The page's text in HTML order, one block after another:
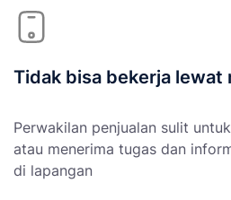
Tidak bisa bekerja lewat
Perwakilan penjualan sulit
atau menerima tugas dan
di lapangan